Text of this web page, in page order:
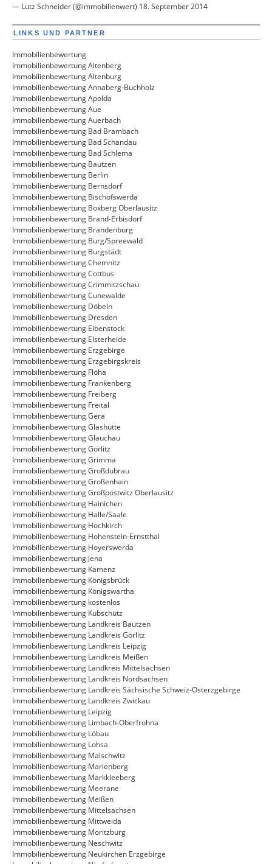
— Lutz Schneider (@immobilienwert) 18. September 2014
LINKS UND PARTNER
Immobilienbewertung
Immobilienbewertung Altenberg
Immobilienbewertung Altenburg
Immobilienbewertung Annaberg-Buchholz
Immobilienbewertung Apolda
Immobilienbewertung Aue
Immobilienbewertung Auerbach
Immobilienbewertung Bad Brambach
Immobilienbewertung Bad Schandau
Immobilienbewertung Bad Schlema
Immobilienbewertung Bautzen
Immobilienbewertung Berlin
Immobilienbewertung Bernsdorf
Immobilienbewertung Bischofswerda
Immobilienbewertung Boxberg Oberlausitz
Immobilienbewertung Brand-Erbisdorf
Immobilienbewertung Brandenburg
Immobilienbewertung Burg/Spreewald
Immobilienbewertung Burgstädt
Immobilienbewertung Chemnitz
Immobilienbewertung Cottbus
Immobilienbewertung Crimmitzschau
Immobilienbewertung Cunewalde
Immobilienbewertung Döbeln
Immobilienbewertung Dresden
Immobilienbewertung Eibenstock
Immobilienbewertung Elsterheide
Immobilienbewertung Erzgebirge
Immobilienbewertung Erzgebirgskreis
Immobilienbewertung Flöha
Immobilienbewertung Frankenberg
Immobilienbewertung Freiberg
Immobilienbewertung Freital
Immobilienbewertung Gera
Immobilienbewertung Glashütte
Immobilienbewertung Glauchau
Immobilienbewertung Görlitz
Immobilienbewertung Grimma
Immobilienbewertung Großdubrau
Immobilienbewertung Großenhain
Immobilienbewertung Großpostwitz Oberlausitz
Immobilienbewertung Hainichen
Immobilienbewertung Halle/Saale
Immobilienbewertung Hochkirch
Immobilienbewertung Hohenstein-Ernstthal
Immobilienbewertung Hoyerswerda
Immobilienbewertung Jena
Immobilienbewertung Kamenz
Immobilienbewertung Königsbrück
Immobilienbewertung Königswartha
Immobilienbewertung kostenlos
Immobilienbewertung Kubschütz
Immobilienbewertung Landkreis Bautzen
Immobilienbewertung Landkreis Görlitz
Immobilienbewertung Landkreis Leipzig
Immobilienbewertung Landkreis Meißen
Immobilienbewertung Landkreis Mittelsachsen
Immobilienbewertung Landkreis Nordsachsen
Immobilienbewertung Landkreis Sächsische Schweiz-Osterzgebirge
Immobilienbewertung Landkreis Zwickau
Immobilienbewertung Leipzig
Immobilienbewertung Limbach-Oberfrohna
Immobilienbewertung Löbau
Immobilienbewertung Lohsa
Immobilienbewertung Malschwitz
Immobilienbewertung Marienberg
Immobilienbewertung Markkleeberg
Immobilienbewertung Meerane
Immobilienbewertung Meißen
Immobilienbewertung Mittelsachsen
Immobilienbewertung Mittweida
Immobilienbewertung Moritzburg
Immobilienbewertung Neschwitz
Immobilienbewertung Neukirchen Erzgebirge